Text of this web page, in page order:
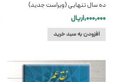
ده سال تنهایی (ویراست جدید)
1,000,000ریال
افزودن به سبد خرید